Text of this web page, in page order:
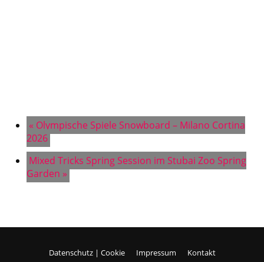
« Olympische Spiele Snowboard – Milano Cortina
2026
Mixed Tricks Spring Session im Stubai Zoo Spring
Garden »
Datenschutz | Cookie Impressum Kontakt